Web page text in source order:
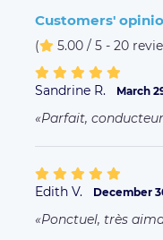
Customers'
( 5.00 / 5 - 20
Sandrine R. March
Parfait,
Edith V. December
Ponctuel, très